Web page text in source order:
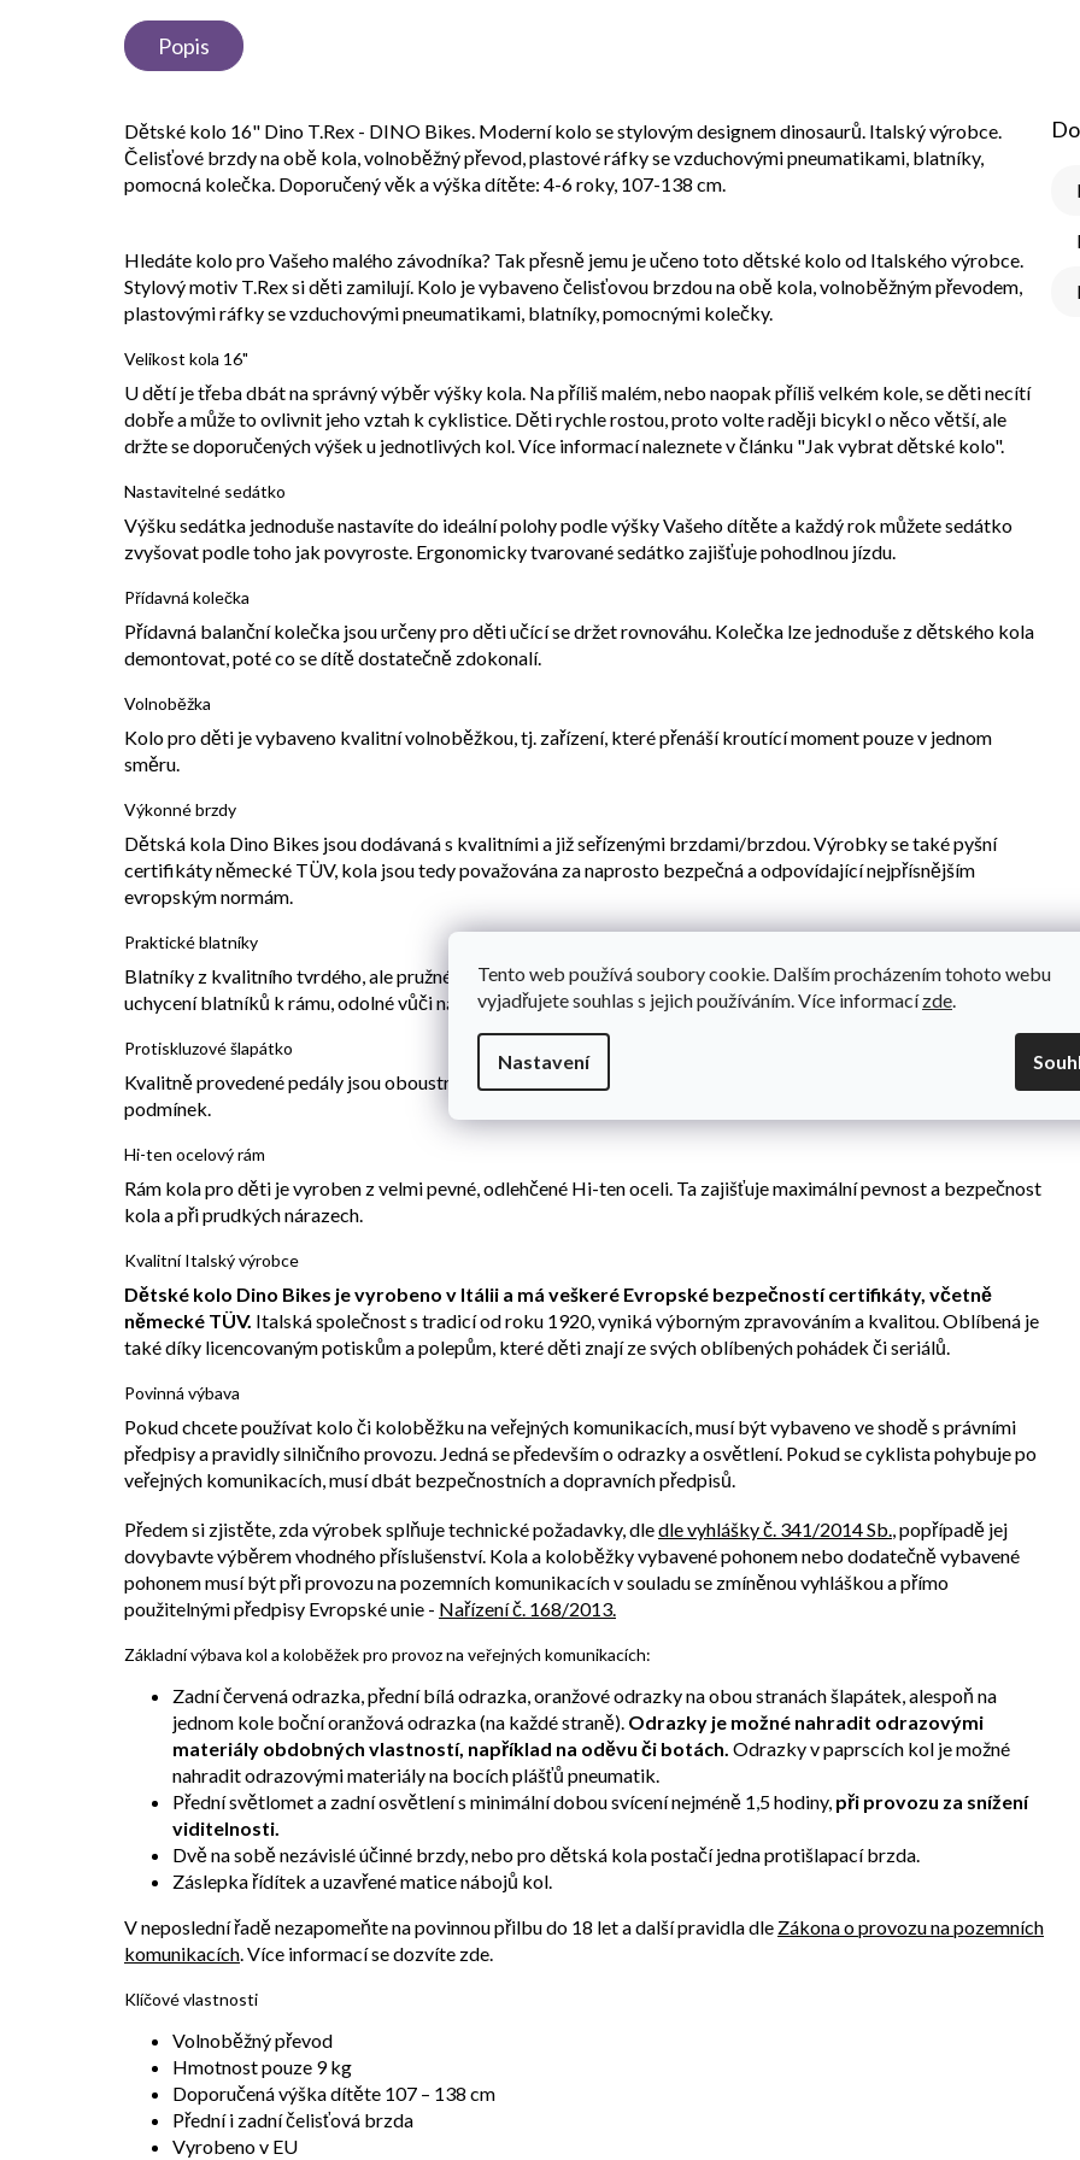
Tento web používá soubory cookie. Dalším procházením tohoto webu
vyjadřujete souhlas s jejich používáním. Více informacízde
Nastavení
Popis
Dětské kolo 16" Dino T.Rex - DINO Bikes. Moderní kolo se stylovým designem dinosaurů. Italský výrobce.
Čelisťové brzdy na obě kola, volnoběžný převod, plastové ráfky se vzduchovými pneumatikami, blatníky,
pomocná kolečka. Doporučený věk a výška dítěte: 4-6 roky, 107-138 cm.
Hledáte kolo pro Vašeho malého závodníka? Tak přesně jemu je učeno toto dětské kolo od Italského výrobce.
Stylový motiv T.Rex si děti zamilují. Kolo je vybaveno čelisťovou brzdou na obě kola, volnoběžným převodem,
plastovými ráfky se vzduchovými pneumatikami, blatníky, pomocnými kolečky.
Velikost kola 16"
U dětí je třeba dbát na správný výběr výšky kola. Na příliš malém, nebo naopak příliš velkém kole, se děti necítí
dobře a může to ovlivnit jeho vztah k cyklistice. Děti rychle rostou, proto volte raději bicykl o něco větší, ale
držte se doporučených výšek u jednotlivých kol. Více informací naleznete v článku "Jak vybrat dětské kolo".
Nastavitelné sedátko
Výšku sedátka jednoduše nastavíte do ideální polohy podle výšky Vašeho dítěte a každý rok můžete sedátko
zvyšovat podle toho jak povyroste. Ergonomicky tvarované sedátko zajišťuje pohodlnou jízdu.
Přídavná kolečka
Přídavná balanční kolečka jsou určeny pro děti učící se držet rovnováhu. Kolečka lze jednoduše z dětského kola
demontovat, poté co se dítě dostatečně zdokonalí.
Volnoběžka
Kolo pro děti je vybaveno kvalitní volnoběžkou, tj. zařízení, které přenáší kroutící moment pouze v jednom
směru.
Výkonné brzdy
Dětská kola Dino Bikes jsou dodávaná s kvalitními a již seřízenými brzdami/brzdou. Výrobky se také pyšní
certifikáty německé TÜV, kola jsou tedy považována za naprosto bezpečná a odpovídající nejpřísnějším
evropským normám.
Praktické blatníky
Blatníky z kvalitního tvrdého, ale pružného plastu, poskytují perfektní ochranu před vodou a blátem. Pevné
uchycení blatníků k rámu, odolné vůči nárazům.
Protiskluzové šlapátko
Kvalitně provedené pedály jsou oboustranně osazeny protiskluzovými vroubky, zajištující jistý nášlap za všech
podmínek.
Hi-ten ocelový rám
Rám kola pro děti je vyroben z velmi pevné, odlehčené Hi-ten oceli. Ta zajišťuje maximální pevnost a bezpečnost
kola a při prudkých nárazech.
Kvalitní Italský výrobce
Dětské kolo Dino Bikes je vyrobeno v Itálii a má veškeré Evropské bezpečností certifikáty, včetně
německé TÜV. Italská společnost s tradicí od roku 1920, vyniká výborným zpravováním a kvalitou. Oblíbená je
také díky licencovaným potiskům a polepům, které děti znají ze svých oblíbených pohádek či seriálů.
Povinná výbava
Pokud chcete používat kolo či koloběžku na veřejných komunikacích, musí být vybaveno ve shodě s právními
předpisy a pravidly silničního provozu. Jedná se především o odrazky a osvětlení. Pokud se cyklista pohybuje po
veřejných komunikacích, musí dbát bezpečnostních a dopravních předpisů.
Předem si zjistěte, zda výrobek splňuje technické požadavky, dledle vyhlášky č. 341/2014 Sb. , popřípadě jej
dovybavte výběrem vhodného příslušenství. Kola a koloběžky vybavené pohonem nebo dodatečně vybavené
pohonem musí být při provozu na pozemních komunikacích v souladu se zmíněnou vyhláškou a přímo
použitelnými předpisy Evropské unie - Nařízení č. 168/2013.
Základní výbava kol a koloběžek pro provoz na veřejných komunikacích:
Zadní červená odrazka, přední bílá odrazka, oranžové odrazky na obou stranách šlapátek, alespoň na
jednom kole boční oranžová odrazka (na každé straně). Odrazky je možné nahradit odrazovými
materiály obdobných vlastností, například na oděvu či botách. Odrazky v paprscích kol je možné
nahradit odrazovými materiály na bocích plášťů pneumatik.
Přední světlomet a zadní osvětlení s minimální dobou svícení nejméně 1,5 hodiny, při provozu za snížení
viditelnosti.
Dvě na sobě nezávislé účinné brzdy, nebo pro dětská kola postačí jedna protišlapací brzda.
Záslepka řídítek a uzavřené matice nábojů kol.
V neposlední řadě nezapomeňte na povinnou přilbu do 18 let a další pravidla dle Zákona o provozu na pozemních
komunikacích . Více informací se dozvíte zde.
Klíčové vlastnosti
Volnoběžný převod
Hmotnost pouze 9 kg
Doporučená výška dítěte 107 – 138 cm
Přední i zadní čelisťová brzda
Vyrobeno v EU